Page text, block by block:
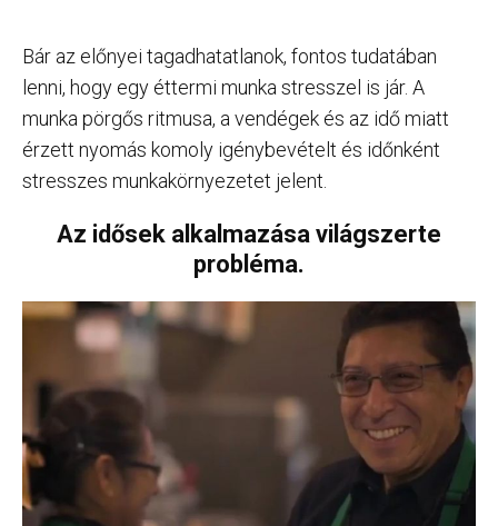
Bár az előnyei tagadhatatlanok, fontos tudatában
lenni, hogy egy éttermi munka stresszel is jár. A
munka pörgős ritmusa, a vendégek és az idő miatt
érzett nyomás komoly igénybevételt és időnként
stresszes munkakörnyezetet jelent.
Az idősek alkalmazása világszerte
probléma.